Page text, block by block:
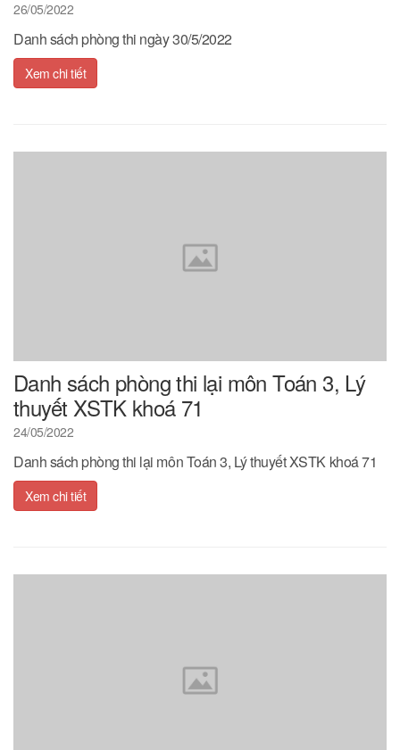
26/05/2022
Danh sách phòng thi ngày 30/5/2022
Xem chi tiết
Danh sách phòng thi lại môn Toán 3, Lý
thuyết XSTK khoá 71
24/05/2022
Danh sách phòng thi lại môn Toán 3, Lý thuyết XSTK khoá 71
Xem chi tiết